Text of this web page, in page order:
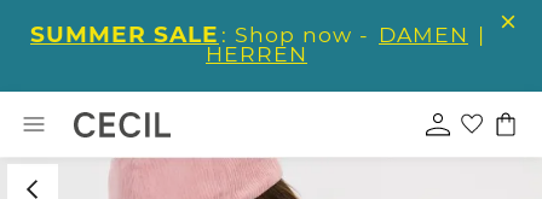
SUMMER SALE : Shop now - DAMEN |
HERREN